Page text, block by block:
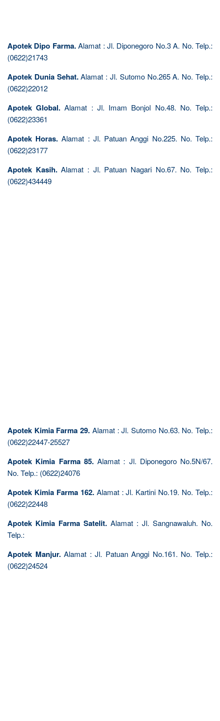
Apotek Dipo Farma.Alamat : Jl. Diponegoro No.3 A. No. Telp.:
(0622)21743
Apotek Dunia Sehat.Alamat : Jl. Sutomo No.265 A. No. Telp.:
(0622)22012
Apotek Global. Alamat : Jl. Imam Bonjol No.48. No. Telp.:
(0622)23361
Apotek Horas. Alamat : Jl. Patuan Anggi No.225. No. Telp.:
(0622)23177
Apotek Kasih.Alamat : Jl. Patuan Nagari No.67. No. Telp.:
(0622)434449
Apotek Kimia Farma 29. Alamat : Jl. Sutomo No.63. No. Telp.:
(0622)22447-25527
Apotek Kimia Farma 85.Alamat : Jl. Diponegoro No.5N/67.
No. Telp.: (0622)24076
Apotek Kimia Farma 162.Alamat : Jl. Kartini No.19. No. Telp.:
(0622)22448
Apotek Kimia Farma Satelit. Alamat : Jl. Sangnawaluh. No.
Telp.:
Apotek Manjur.Alamat : Jl. Patuan Anggi No.161. No. Telp.:
(0622)24524